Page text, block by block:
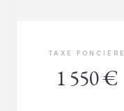
TAXE FONCIÈRE
1 550 €